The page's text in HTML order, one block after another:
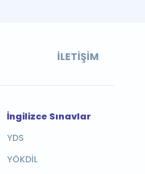
İLETIŞIM
İngilizce Sınavlar
YDS
YÖKDİL